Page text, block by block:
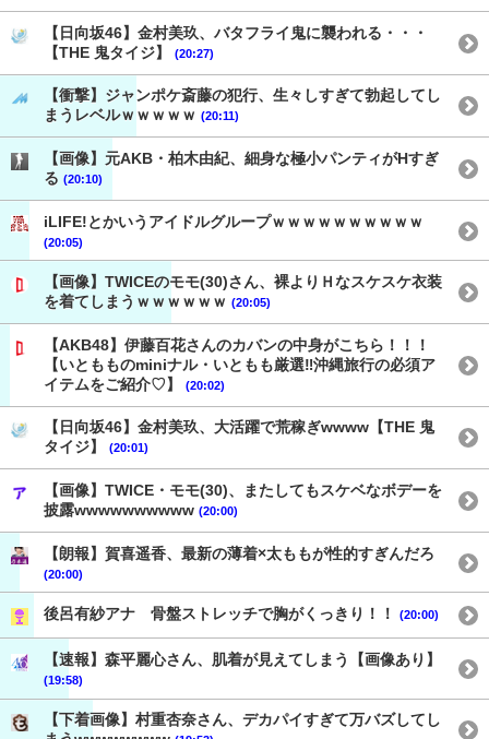
【日向坂46】金村美玖、バタフライ鬼に襲われる・・・
【THE 鬼タイジ】
(20:27)
【衝撃】ジャンポケ斎藤の犯行、生々しすぎて勃起してし
まうレベルｗｗｗｗｗ (20:11)
【画像】元AKB・柏木由紀、細身な極小パンティがHすぎ
る (20:10)
iLIFE!とかいうアイドルグループｗｗｗｗｗｗｗｗｗｗ
(20:05)
【画像】TWICEのモモ(30)さん、裸よりＨなスケスケ衣装
を着てしまうｗｗｗｗｗｗ (20:05)
【AKB48】伊藤百花さんのカバンの中身がこちら！！！
【いともものminiナル・いともも厳選‼︎沖縄旅行の必須ア
イテムをご紹介♡】
(20:02)
【日向坂46】金村美玖、大活躍で荒稼ぎwwww【THE 鬼
タイジ】
(20:01)
【画像】TWICE・モモ(30)、またしてもスケベなボデーを
披露wwwwwwwwww (20:00)
【朗報】賀喜遥香、最新の薄着×太ももが性的すぎんだろ
(20:00)
後呂有紗アナ 骨盤ストレッチで胸がくっきり！！ (20:00)
【速報】森平麗心さん、肌着が見えてしまう【画像あり】
(19:58)
【下着画像】村重杏奈さん、デカパイすぎて万バズしてし